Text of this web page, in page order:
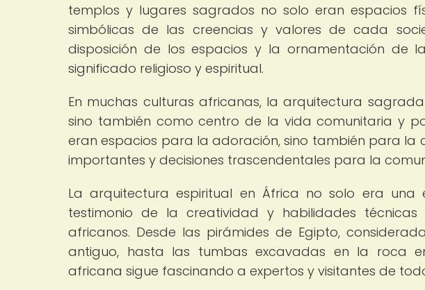
templos y lugares sagrados no solo eran espacios
simbólicas de las creencias y valores de cada
disposición de los espacios y la ornamentación de
significado religioso y espiritual.
En muchas culturas africanas, la arquitectura
sino también como centro de la vida comunitaria y
eran espacios para la adoración, sino también para la
importantes y decisiones trascendentales para la
La arquitectura espiritual en África no solo era una
testimonio de la creatividad y habilidades
africanos. Desde las pirámides de Egipto,
antiguo, hasta las tumbas excavadas en la roca
africana sigue fascinando a expertos y visitantes de